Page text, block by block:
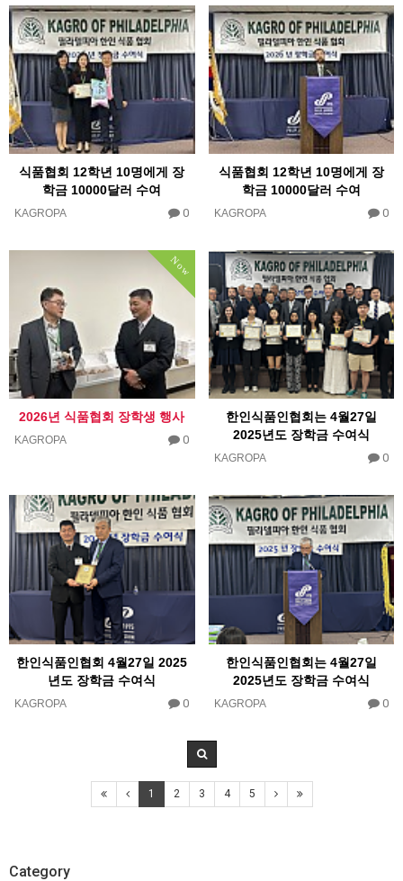
식품협회 12학년 10명에게 장
학금 10000달러 수여
KAGROPA 0
식품협회 12학년 10명에게 장
학금 10000달러 수여
KAGROPA 0
Now
2026년 식품협회 장학생 행사
KAGROPA 0
한인식품인협회는 4월27일
2025년도 장학금 수여식
KAGROPA 0
한인식품인협회 4월27일 2025
년도 장학금 수여식
KAGROPA 0
한인식품인협회는 4월27일
2025년도 장학금 수여식
KAGROPA 0
1 2 3 4 5
Category